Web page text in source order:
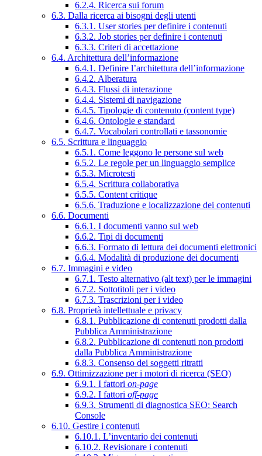
6.2.4. Ricerca sui forum
6.3. Dalla ricerca ai bisogni degli utenti
6.3.1. User stories per definire i contenuti
6.3.2. Job stories per definire i contenuti
6.3.3. Criteri di accettazione
6.4. Architettura dell’informazione
6.4.1. Definire l’architettura dell’informazione
6.4.2. Alberatura
6.4.3. Flussi di interazione
6.4.4. Sistemi di navigazione
6.4.5. Tipologie di contenuto (content type)
6.4.6. Ontologie e standard
6.4.7. Vocabolari controllati e tassonomie
6.5. Scrittura e linguaggio
6.5.1. Come leggono le persone sul web
6.5.2. Le regole per un linguaggio semplice
6.5.3. Microtesti
6.5.4. Scrittura collaborativa
6.5.5. Content critique
6.5.6. Traduzione e localizzazione dei contenuti
6.6. Documenti
6.6.1. I documenti vanno sul web
6.6.2. Tipi di documenti
6.6.3. Formato di lettura dei documenti elettronici
6.6.4. Modalità di produzione dei documenti
6.7. Immagini e video
6.7.1. Testo alternativo (alt text) per le immagini
6.7.2. Sottotitoli per i video
6.7.3. Trascrizioni per i video
6.8. Proprietà intellettuale e privacy
6.8.1. Pubblicazione di contenuti prodotti dalla
Pubblica Amministrazione
6.8.2. Pubblicazione di contenuti non prodotti
dalla Pubblica Amministrazione
6.8.3. Consenso dei soggetti ritratti
6.9. Ottimizzazione per i motori di ricerca (SEO)
6.9.1. I fattori on-page
6.9.2. I fattori off-page
6.9.3. Strumenti di diagnostica SEO: Search
Console
6.10. Gestire i contenuti
6.10.1. L’inventario dei contenuti
6.10.2. Revisionare i contenuti